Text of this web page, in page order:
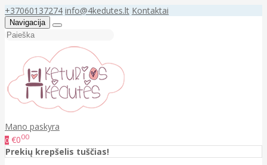
+37060137274 info@4kedutes.lt Kontaktai
Navigacija
Mano paskyra
0 €000
Prekių krepšelis tuščias!